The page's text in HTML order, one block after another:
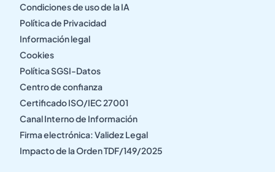
Condiciones de uso de la IA
Política de Privacidad
Información legal
Cookies
Política SGSI-Datos
Centro de confianza
Certificado ISO/IEC 27001
Canal Interno de Información
Firma electrónica: Validez Legal
Impacto de la Orden TDF/149/2025